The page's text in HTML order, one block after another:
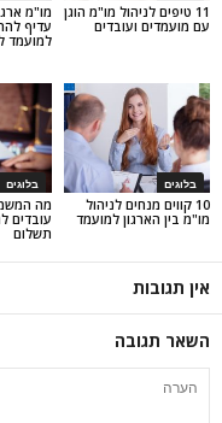
מו"מ ארגון-מועמד: למה
עדיף להתפשר ולא לגרום
למועמד לוותר על הכול
מו"מ הוגן
בלוגים
מה המשמעות של הוצאת
עובדים לחופשה ללא
תשלום
לניהול
למועמד